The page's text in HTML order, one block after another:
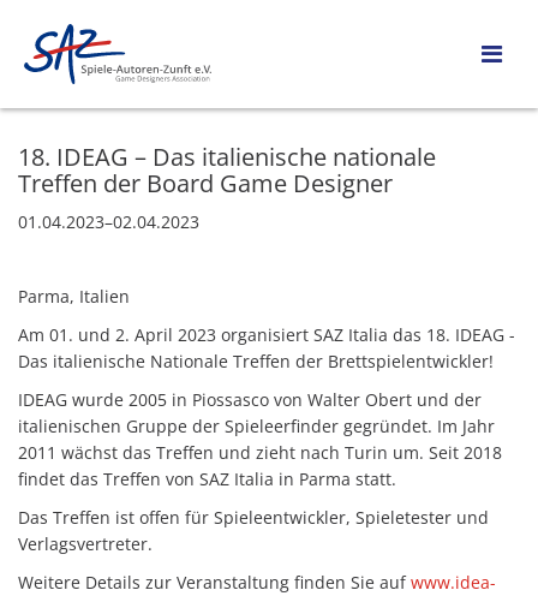
18. IDEAG – Das italienische nationale
Treffen der Board Game Designer
01.04.2023–02.04.2023
Parma, Italien
Am 01. und 2. April 2023 organisiert SAZ Italia das 18. IDEAG -
Das italienische Nationale Treffen der Brettspielentwickler!
IDEAG wurde 2005 in Piossasco von Walter Obert und der
italienischen Gruppe der Spieleerfinder gegründet. Im Jahr
2011 wächst das Treffen und zieht nach Turin um. Seit 2018
findet das Treffen von SAZ Italia in Parma statt.
Das Treffen ist offen für Spieleentwickler, Spieletester und
Verlagsvertreter.
Weitere Details zur Veranstaltung finden Sie aufwww.idea-